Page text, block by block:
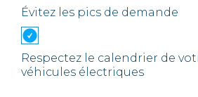
Évitez les pics de demande
Respectez le calendrier de
véhicules électriques